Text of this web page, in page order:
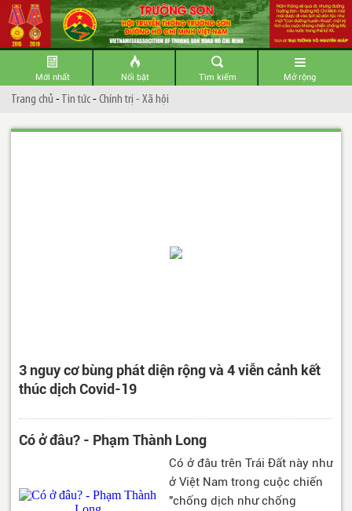
Mới nhất Nổi bật Tìm kiếm Mở rộng
Trang chủ -Tin tức-Chính trị - Xã hội
3 nguy cơ bùng phát diện rộng và 4 viễn cảnh kết
thúc dịch Covid-19
Có ở đâu? - Phạm Thành Long
Có ở đâu trên Trái Đất này như
ở Việt Nam trong cuộc chiến
"chống dịch như chống